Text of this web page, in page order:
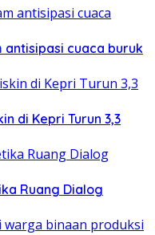
antisipasi cuaca buruk
di Kepri Turun 3,3
Ruang Dialog